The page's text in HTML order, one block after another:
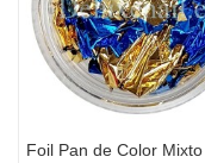
Foil Pan de Color